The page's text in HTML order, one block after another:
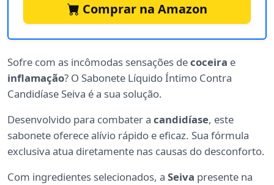
Comprar na Amazon
Sofre com as incômodas sensações decoceira e
inflamação? O Sabonete Líquido Íntimo Contra
Candidíase Seiva é a sua solução.
Desenvolvido para combater a candidíase, este
sabonete oferece alívio rápido e eficaz. Sua fórmula
exclusiva atua diretamente nas causas do desconforto.
Com ingredientes selecionados, a Seiva presente na